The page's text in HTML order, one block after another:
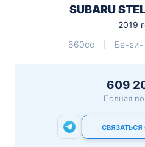
SUBARU
2019
660cc
Бензин
609
Полная